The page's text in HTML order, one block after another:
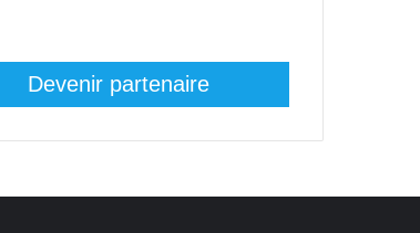
Devenir partenaire